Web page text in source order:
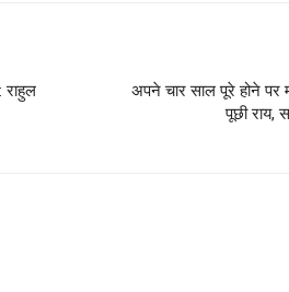
राहुल
अपने चार साल पूरे होने पर
पूछी राय,